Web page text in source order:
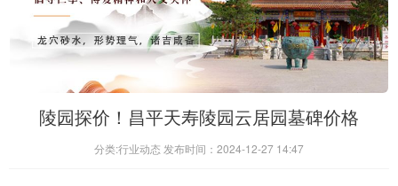
陵园探价！昌平天寿陵园云居园墓碑价格
分类:行业动态 发布时间：2024-12-27 14:47